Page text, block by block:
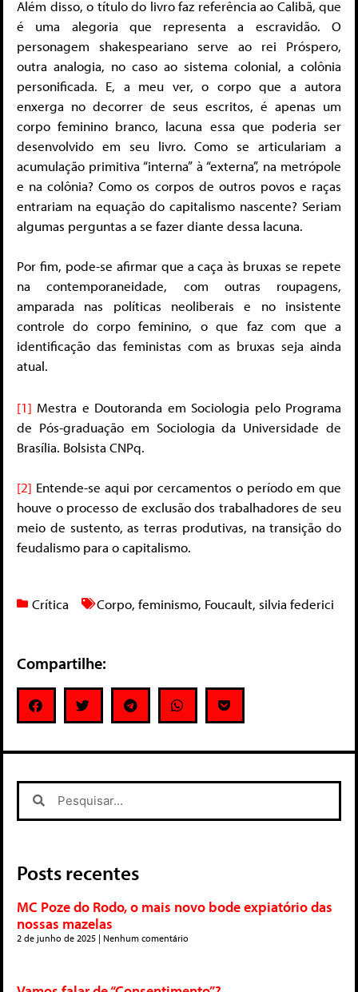
Além disso, o título do livro faz referência ao Calibã, que
é uma alegoria que representa a escravidão. O
personagem shakespeariano serve ao rei Próspero,
outra analogia, no caso ao sistema colonial, a colônia
personificada. E, a meu ver, o corpo que a autora
enxerga no decorrer de seus escritos, é apenas um
corpo feminino branco, lacuna essa que poderia ser
desenvolvido em seu livro. Como se articulariam a
acumulação primitiva “interna” à “externa”, na metrópole
e na colônia? Como os corpos de outros povos e raças
entrariam na equação do capitalismo nascente? Seriam
algumas perguntas a se fazer diante dessa lacuna.
Por fim, pode-se afirmar que a caça às bruxas se repete
na contemporaneidade, com outras roupagens,
amparada nas políticas neoliberais e no insistente
controle do corpo feminino, o que faz com que a
identificação das feministas com as bruxas seja ainda
atual.
[1] Mestra e Doutoranda em Sociologia pelo Programa
de Pós-graduação em Sociologia da Universidade de
Brasília. Bolsista CNPq.
[2] Entende-se aqui por cercamentos o período em que
houve o processo de exclusão dos trabalhadores de seu
meio de sustento, as terras produtivas, na transição do
feudalismo para o capitalismo.
Crítica Corpo, feminismo, Foucault, silvia federici
Compartilhe:
Posts recentes
MC Poze do Rodo, o mais novo bode expiatório das
nossas mazelas
2 de junho de 2025 Nenhum comentário